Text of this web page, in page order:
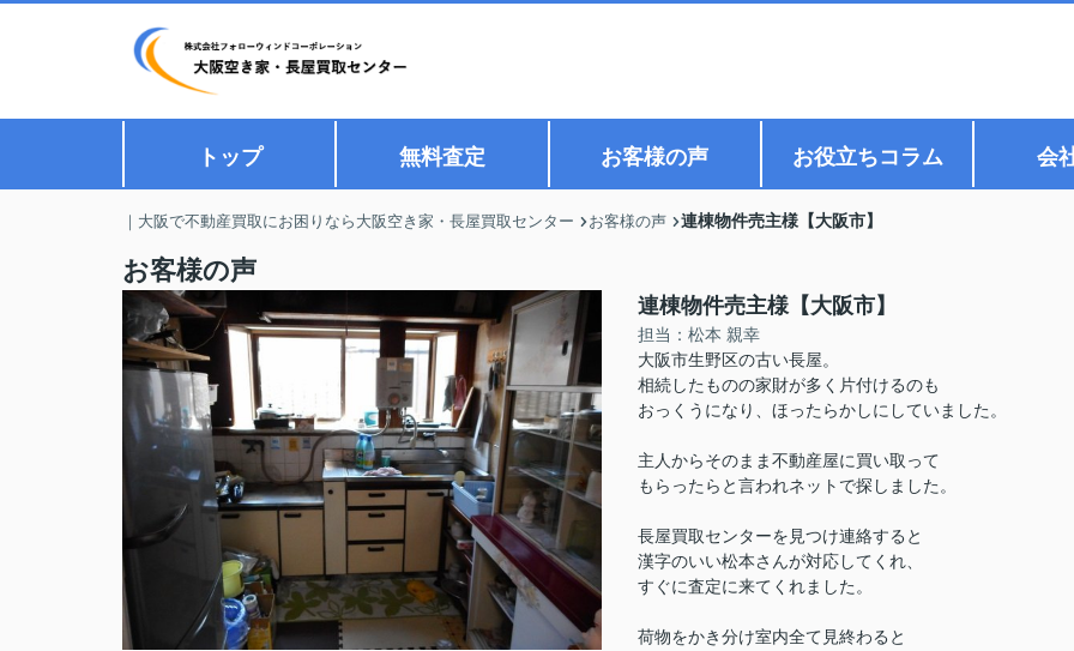
トップ 無料査定 お客様の声 お役立ちコラム 会
｜大阪で不動産買取にお困りなら大阪空き家・長屋買取センター お客様の声 連棟物件売主様【大阪市】
お客様の声
連棟物件売主様【大阪市】
担当：松本 親幸
大阪市生野区の古い長屋。
相続したものの家財が多く片付けるのも
おっくうになり、ほったらかしにしていました。
主人からそのまま不動産屋に買い取って
もらったらと言われネットで探しました。
長屋買取センターを見つけ連絡すると
漢字のいい松本さんが対応してくれ、
すぐに査定に来てくれました。
荷物をかき分け室内全て見終わると